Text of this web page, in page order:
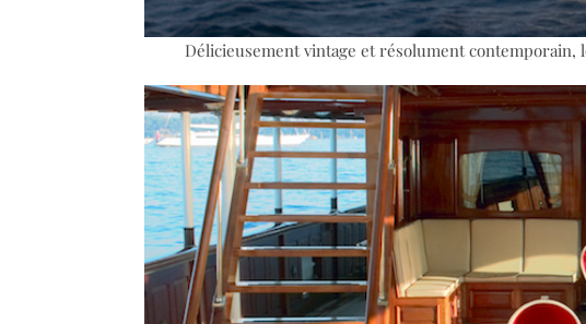
Délicieusement vintage et résolument contemporain,